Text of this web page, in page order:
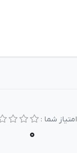
امتیاز شما :
0